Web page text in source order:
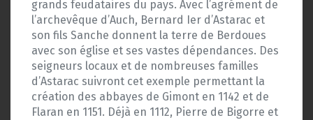
grands feudataires du pays. Avec l’agrément de
l’archevêque d’Auch, Bernard Ier d’Astarac et
son fils Sanche donnent la terre de Berdoues
avec son église et ses vastes dépendances. Des
seigneurs locaux et de nombreuses familles
d’Astarac suivront cet exemple permettant la
création des abbayes de Gimont en 1142 et de
Flaran en 1151. Déjà en 1112, Pierre de Bigorre et